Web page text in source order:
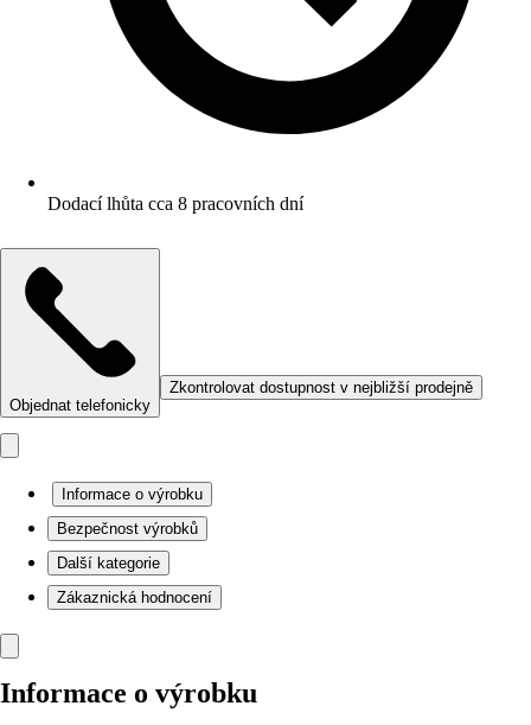
Dodací lhůta cca 8 pracovních dní
Objednat telefonicky
Zkontrolovat dostupnost v nejbližší prodejně
Informace o výrobku
Bezpečnost výrobků
Další kategorie
Zákaznická hodnocení
Informace o výrobku